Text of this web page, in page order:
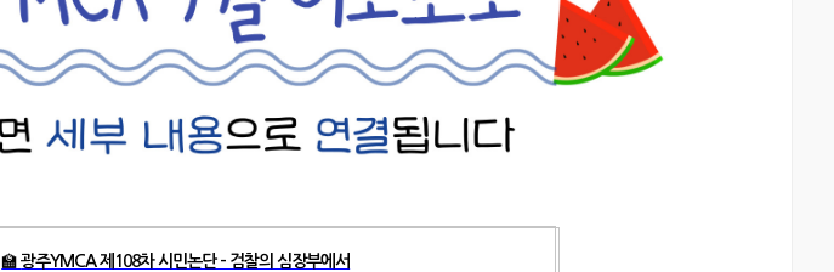
🏫광주YMCA 제108차 시민논단 - 검찰의 심장부에서